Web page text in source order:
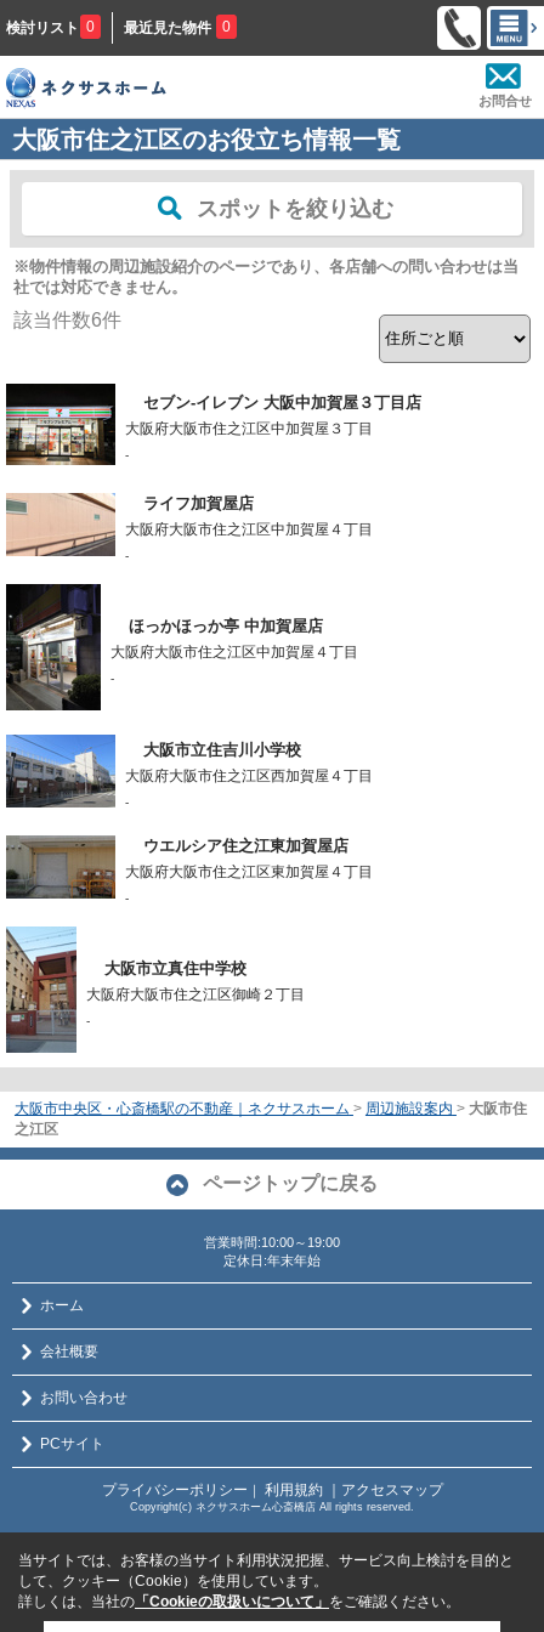
検討リスト 0 最近見た物件 0
お問合せ
大阪市住之江区のお役立ち情報一覧
スポットを絞り込む
※物件情報の周辺施設紹介のページであり、各店舗への問い合わせは当
社では対応できません。
該当件数6件
セブン-イレブン 大阪中加賀屋３丁目店
大阪府大阪市住之江区中加賀屋３丁目
-
ライフ加賀屋店
大阪府大阪市住之江区中加賀屋４丁目
-
ほっかほっか亭 中加賀屋店
大阪府大阪市住之江区中加賀屋４丁目
-
大阪市立住吉川小学校
大阪府大阪市住之江区西加賀屋４丁目
-
ウエルシア住之江東加賀屋店
大阪府大阪市住之江区東加賀屋４丁目
-
大阪市立真住中学校
大阪府大阪市住之江区御崎２丁目
-
大阪市中央区・心斎橋駅の不動産｜ネクサスホーム > 周辺施設案内 > 大阪市住
之江区
ページトップに戻る
営業時間:10:00～19:00
定休日:年末年始
ホーム
会社概要
お問い合わせ
PCサイト
プライバシーポリシー ｜ 利用規約 ｜アクセスマップ
Copyright(c) ネクサスホーム心斎橋店 All rights reserved.
当サイトでは、お客様の当サイト利用状況把握、サービス向上検討を目的と
して、クッキー（Cookie）を使用しています。
詳しくは、当社の 「Cookieの取扱いについて」 をご確認ください。